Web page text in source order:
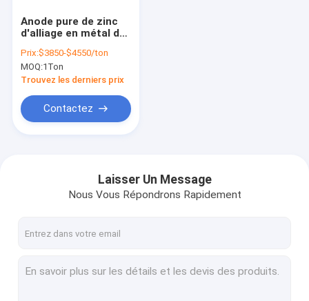
Anode pure de zinc
d'alliage en métal de
Az91 99,99
Prix:$3850-$4550/ton
MOQ:1Ton
Trouvez les derniers prix
Contactez
Laisser Un Message
Nous Vous Répondrons Rapidement